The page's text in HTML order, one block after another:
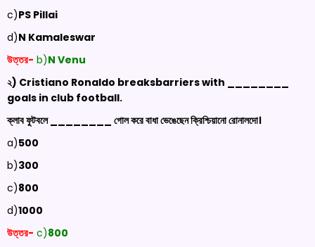
c)PS Pillai
d)N Kamaleswar
উত্তর- b)N Venu
২) Cristiano Ronaldo breaksbarrierswith ________
goals in club football.
ক্লাব ফুটবলে ________ গোল করে বাধা ভেঙেছেন ক্রিশ্চিয়ানো রোনালদো।
a)500
b)300
c)800
d)1000
উত্তর- c)800